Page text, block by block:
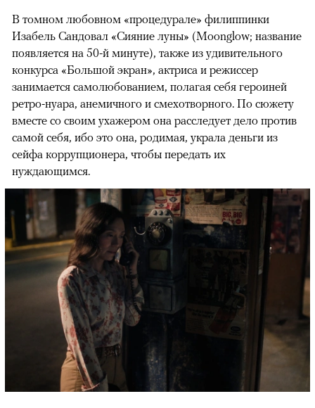
В томном любовном «процедурале» филиппинки
Изабель Сандовал «Сияние луны» (Moonglow; название
появляется на 50-й минуте), также из удивительного
конкурса «Большой экран», актриса и режиссер
занимается самолюбованием, полагая себя героиней
ретро-нуара, анемичного и смехотворного. По сюжету
вместе со своим ухажером она расследует дело против
самой себя, ибо это она, родимая, украла деньги из
сейфа коррупционера, чтобы передать их
нуждающимся.